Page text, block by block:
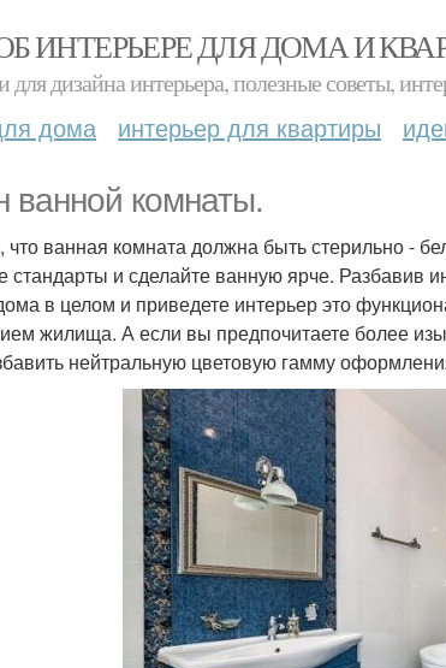
ИНТЕРЬЕРЕ ДЛЯ ДОМА И
дизайна интерьера, полезные советы,
дома интерьер для квартиры
ванной комнаты.
что ванная комната должна быть стерильно -
стандарты и сделайте ванную ярче. Разбавив
в целом и приведете интерьер это
жилища. А если вы предпочитаете более
нейтральную цветовую гамму